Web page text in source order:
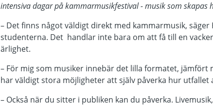
intensiva dagar på kammarmusikfestival - musik som skapas
– Det finns något väldigt direkt med kammarmusik, säger
studenterna. Det handlar inte bara om att få till en
ärlighet.
– För mig som musiker innebär det lilla formatet,
har väldigt stora möjligheter att själv påverka hur utfallet
– Också när du sitter i publiken kan du påverka.